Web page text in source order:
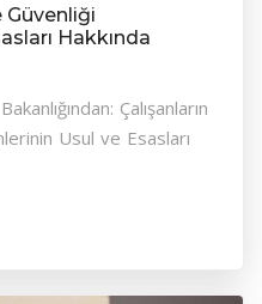
Güvenliği
Hakkında
Çalışanların
Usul ve Esasları